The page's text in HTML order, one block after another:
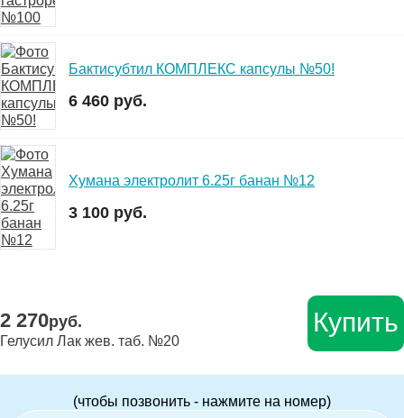
Бактисубтил КОМПЛЕКС капсулы №50!
6 460 руб.
Хумана электролит 6.25г банан №12
3 100 руб.
2 270руб.
Гелусил Лак жев. таб. №20
Купить
(чтобы позвонить - нажмите на номер)